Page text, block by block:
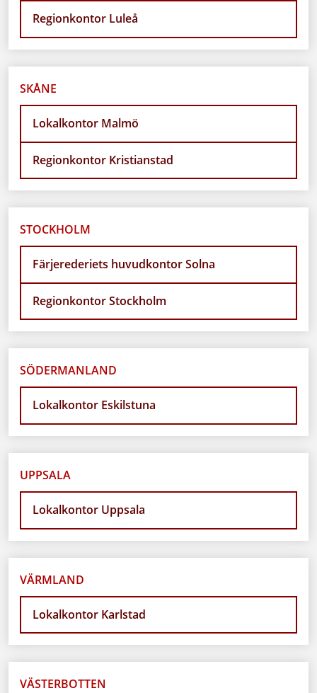
Regionkontor Luleå
SKÅNE
Lokalkontor Malmö
Regionkontor Kristianstad
STOCKHOLM
Färjerederiets huvudkontor Solna
Regionkontor Stockholm
SÖDERMANLAND
Lokalkontor Eskilstuna
UPPSALA
Lokalkontor Uppsala
VÄRMLAND
Lokalkontor Karlstad
VÄSTERBOTTEN